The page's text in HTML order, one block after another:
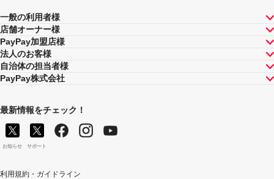
一般の利用者様
店舗オーナー様
PayPay加盟店様
法人のお客様
自治体の担当者様
PayPay株式会社
最新情報をチェック！
お知らせ サポート
利用規約・ガイドライン